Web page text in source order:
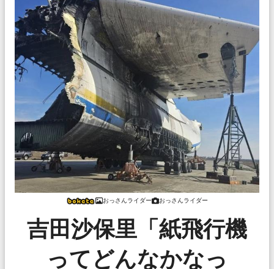
おっさんライダー おっさんライダー
吉田沙保里「紙飛行機
ってどんなかなっ